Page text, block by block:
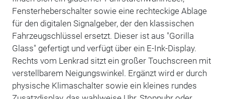
Fensterheberschalter sowie eine rechteckige Ablage
für den digitalen Signalgeber, der den klassischen
Fahrzeugschlüssel ersetzt. Dieser ist aus "Gorilla
Glass" gefertigt und verfügt über ein E-Ink-Display.
Rechts vom Lenkrad sitzt ein großer Touchscreen mit
verstellbarem Neigungswinkel. Ergänzt wird er durch
physische Klimaschalter sowie ein kleines rundes